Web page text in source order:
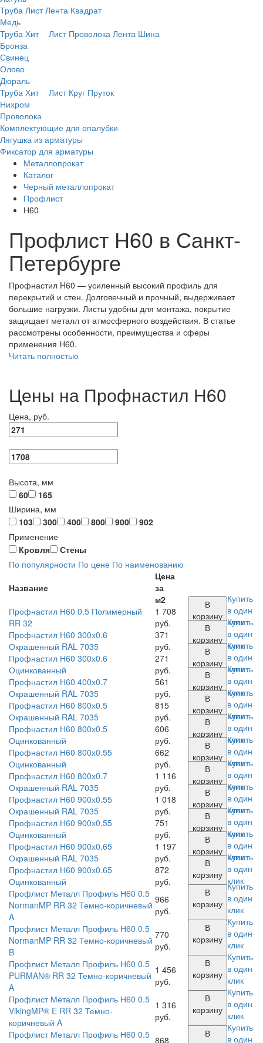
Труба Лист Лента Квадрат
Медь
Труба Хит Лист Проволока Лента Шина
Бронза
Свинец
Олово
Дюраль
Труба Хит Лист Круг Пруток
Нихром
Проволока
Комплектующие для опалубки
Лягушка из арматуры
Фиксатор для арматуры
Металлопрокат
Каталог
Черный металлопрокат
Профлист
Н60
Профлист Н60 в Санкт-
Петербурге
Профнастил H60 — усиленный высокий профиль для
перекрытий и стен. Долговечный и прочный, выдерживает
большие нагрузки. Листы удобны для монтажа, покрытие
защищает металл от атмосферного воздействия. В статье
рассмотрены особенности, преимущества и сферы
применения H60.
Читать полностью
Цены на Профнастил Н60
Цена, руб.
Высота, мм
60
165
Ширина, мм
103
300 400 800 900
902
Применение
Кровля
Стены
По популярности По цене По наименованию
Название
Цена
за
м2
Профнастил Н60 0.5 Полимерный
RR 32
1 708
руб.
В
корзину
Купить
в один
клик
Профнастил Н60 300х0.6
Окрашенный RAL 7035
371
руб.
В
корзину
Купить
в один
клик
Профнастил Н60 300х0.6
Оцинкованный
271
руб.
В
корзину
Купить
в один
клик
Профнастил Н60 400х0.7
Окрашенный RAL 7035
561
руб.
В
корзину
Купить
в один
клик
Профнастил Н60 800х0.5
Окрашенный RAL 7035
815
руб.
В
корзину
Купить
в один
клик
Профнастил Н60 800х0.5
Оцинкованный
606
руб.
В
корзину
Купить
в один
клик
Профнастил Н60 800х0.55
Оцинкованный
662
руб.
В
корзину
Купить
в один
клик
Профнастил Н60 800х0.7
Окрашенный RAL 7035
1 116
руб.
В
корзину
Купить
в один
клик
Профнастил Н60 900х0.55
Окрашенный RAL 7035
1 018
руб.
В
корзину
Купить
в один
клик
Профнастил Н60 900х0.55
Оцинкованный
751
руб.
В
корзину
Купить
в один
клик
Профнастил Н60 900х0.65
Окрашенный RAL 7035
1 197
руб.
В
корзину
Купить
в один
клик
Профнастил Н60 900х0.65
Оцинкованный
872
руб.
В
корзину
Купить
в один
клик
Профлист Металл Профиль Н60 0.5
NormanMP RR 32 Темно-коричневый
A
966
руб.
В
корзину
Купить
в один
клик
Профлист Металл Профиль Н60 0.5
NormanMP RR 32 Темно-коричневый
B
770
руб.
В
корзину
Купить
в один
клик
Профлист Металл Профиль Н60 0.5
PURMAN® RR 32 Темно-коричневый
A
1 456
руб.
В
корзину
Купить
в один
клик
Профлист Металл Профиль Н60 0.5
VikingMP® E RR 32 Темно-
коричневый A
1 316
руб.
В
корзину
Купить
в один
клик
Профлист Металл Профиль Н60 0.5 868
В
Купить
в один